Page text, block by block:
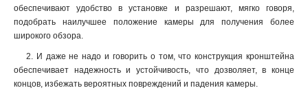
2534х85мм 1
140мм 1
157х534х184мм
2329х1426мм 1
222х393х42мм 1
1255х171х3555мм
обеспечивают удобство в установке и разрешают, мягко говоря,
подобрать наилучшее положение камеры для получения более
широкого обзора.
2. И даже не надо и говорить о том, что конструкция кронштейна
обеспечивает надежность и устойчивость, что дозволяет, в конце
концов, избежать вероятных повреждений и падения камеры.